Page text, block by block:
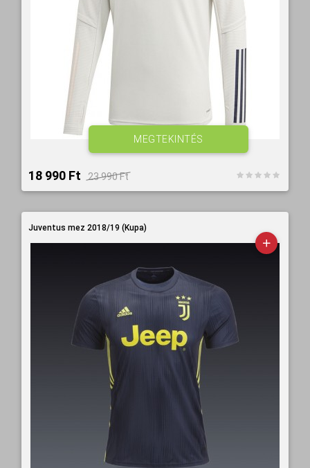
18 990 Ft‎ 23 990 Ft‎
MEGTEKINTÉS
Juventus mez 2018/19 (Kupa)